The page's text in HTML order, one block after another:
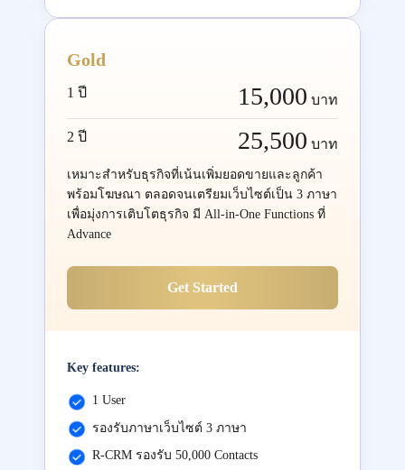
Gold
1 ปี 15,000 บาท
2 ปี 25,500 บาท
เหมาะสำหรับธุรกิจที่เน้นเพิ่มยอดขายและลูกค้า
พร้อมโฆษณา ตลอดจนเตรียมเว็บไซต์เป็น 3 ภาษา
เพื่อมุ่งการเติบโตธุรกิจ มี All-in-One Functions ที่
Advance
Get Started
Key features:
1 User
รองรับภาษาเว็บไซต์ 3 ภาษา
R-CRM รองรับ 50,000 Contacts